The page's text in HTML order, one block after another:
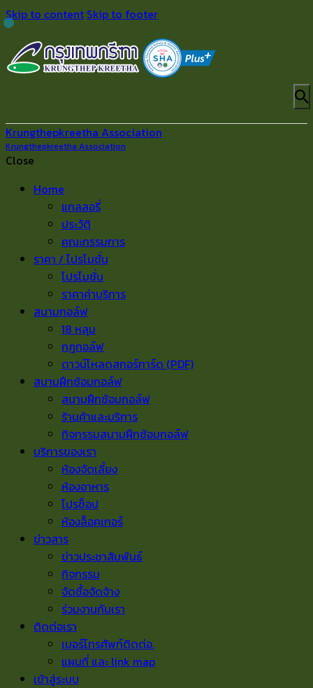
Skip to content Skip to footer
Krungthepkreetha Association
Krungthepkreetha Association
Close
Home
แกลลอรี่
ประวัติ
คณะกรรมการ
ราคา / โปรโมชั่น
โปรโมชั่น
ราคาค่าบริการ
สนามกอล์ฟ
18 หลุม
กฎกอล์ฟ
ดาวน์โหลดสกอร์การ์ด (PDF)
สนามฝึกซ้อมกอล์ฟ
สนามฝึกซ้อมกอล์ฟ
ร้านค้าและบริการ
กิจกรรมสนามฝึกซ้อมกอล์ฟ
บริการของเรา
ห้องจัดเลี้ยง
ห้องอาหาร
โปรช็อป
ห้องล็อคเกอร์
ข่าวสาร
ข่าวประชาสัมพันธ์
กิจกรรม
จัดซื้อจัดจ้าง
ร่วมงานกับเรา
ติดต่อเรา
เบอร์โทรศัพท์ติดต่อ.
แผนที่ และ link map
เข้าสู่ระบบ